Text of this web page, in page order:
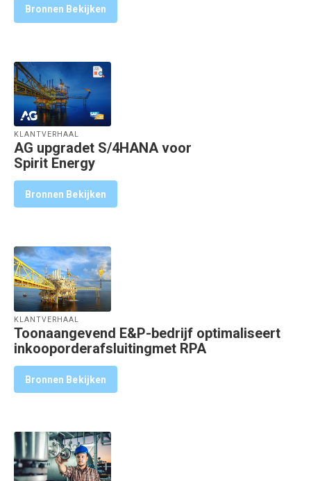
Bronnen Bekijken
KLANTVERHAAL
AG upgradet S/4HANA voor
Spirit Energy
Bronnen Bekijken
KLANTVERHAAL
Toonaangevend E&P-bedrijf optimaliseert
inkooporderafsluitingmet RPA
Bronnen Bekijken